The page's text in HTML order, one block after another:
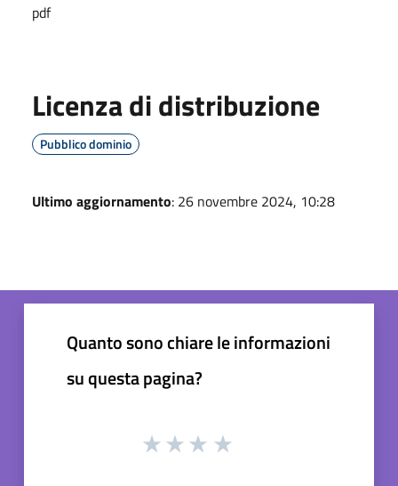
pdf
Licenza di distribuzione
Pubblico dominio
Ultimo aggiornamento: 26 novembre 2024, 10:28
Quanto sono chiare le informazioni
su questa pagina?